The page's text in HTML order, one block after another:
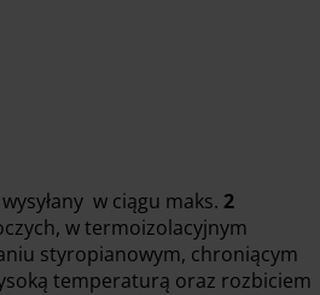
w ciągu maks. 2
w termoizolacyjnym
styropianowym, chroniącym
temperaturą oraz rozbiciem